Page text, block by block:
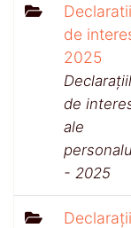
Declaratii
de
2025
de
ale
- 2025